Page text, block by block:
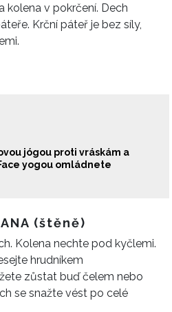
v pokrčení. Dech
Krční páteř je bez síly,
jógou proti vráskám a
yogou omládnete
(štěně)
Kolena nechte pod kyčlemi.
hrudníkem
zůstat buď čelem nebo
se snažte vést po celé